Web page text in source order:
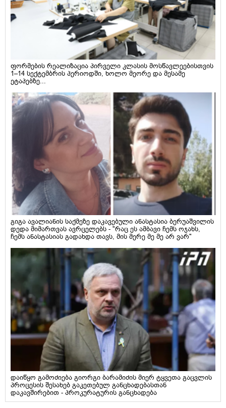
ფორმების რეალიზაცია პირველი კლასის მოსწავლეებისთვის
1–14 სექტემბრის პერიოდში, ხოლო მეორე და მესამე
ეტაპებზე...
გიგა ავალიანის საქმეზე დაკავებული ანასტასია ბერუაშვილის
დედა მიმართვას ავრცელებს - "რაც ეს ამბავი ჩემს ოჯახს,
ჩემს ანასტასიას გადახდა თავს, მის მერე მე მე არ ვარ"
დაიწყო გამოძიება გიორგი ბარამიძის მიერ ტყვეთა გაცვლის
პროცესის შესახებ გაკეთებულ განცხადებასთან
დაკავშირებით - პროკურატურის განცხადება